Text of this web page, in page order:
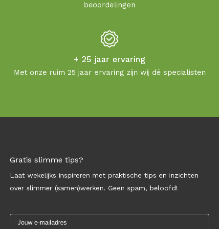
beoordelingen
+ 25 jaar ervaring
Met onze ruim 25 jaar ervaring zijn wij dé specialisten
Gratis slimme tips?
Laat wekelijks inspireren met praktische tips en inzichten
over slimmer (samen)werken. Geen spam, beloofd!